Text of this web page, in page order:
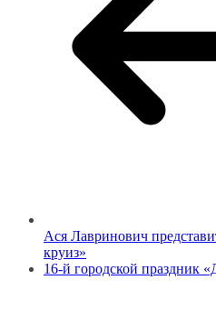
Ася Лавринович
круиз»
16-й городской праздник